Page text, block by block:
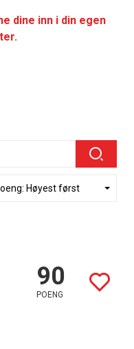
dine inn i din egen
90
POENG